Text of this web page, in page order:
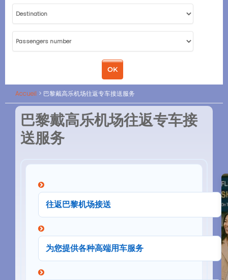
Accueil 巴黎戴高乐机场往返专车接送服务
巴黎戴高乐机场往返专车接
送服务
往返巴黎机场接送
为您提供各种高端用车服务